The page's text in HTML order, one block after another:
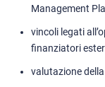
Management
vincoli legati
finanziatori
valutazione